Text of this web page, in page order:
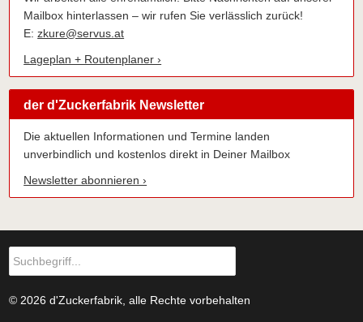
Mailbox hinterlassen – wir rufen Sie verlässlich zurück!
E:zkure@servus.at
Lageplan + Routenplaner ›
der d'Zuckerfabrik Newsletter
Die aktuellen Informationen und Termine landen
unverbindlich und kostenlos direkt in Deiner Mailbox
Newsletter abonnieren ›
© 2026 d'Zuckerfabrik, alle Rechte vorbehalten